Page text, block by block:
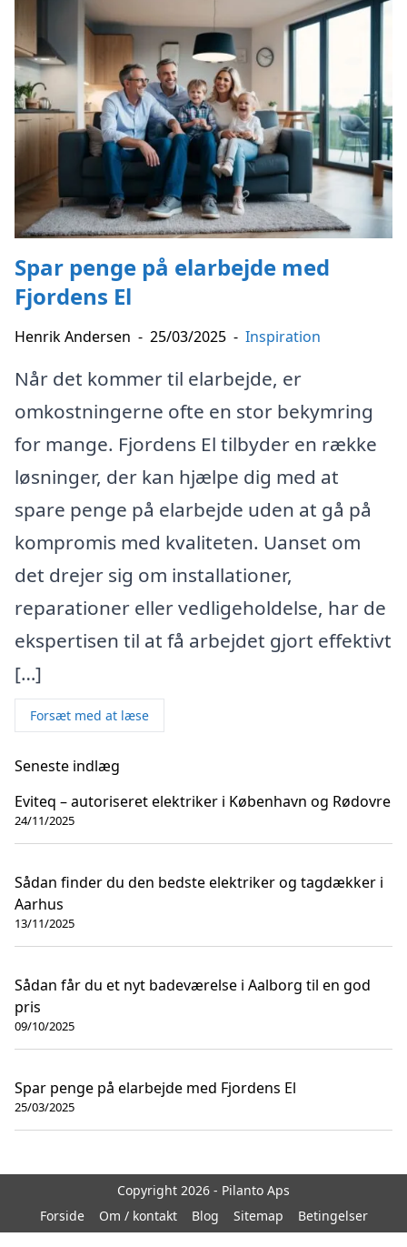
Spar penge på elarbejde med
Fjordens El
Henrik Andersen - 25/03/2025 - Inspiration
Når det kommer til elarbejde, er
omkostningerne ofte en stor bekymring
for mange. Fjordens El tilbyder en række
løsninger, der kan hjælpe dig med at
spare penge på elarbejde uden at gå på
kompromis med kvaliteten. Uanset om
det drejer sig om installationer,
reparationer eller vedligeholdelse, har de
ekspertisen til at få arbejdet gjort effektivt
[…]
Forsæt med at læse
Seneste indlæg
Eviteq – autoriseret elektriker i København og Rødovre
24/11/2025
Sådan finder du den bedste elektriker og tagdækker i
Aarhus
13/11/2025
Sådan får du et nyt badeværelse i Aalborg til en god
pris
09/10/2025
Spar penge på elarbejde med Fjordens El
25/03/2025
Copyright 2026 - Pilanto Aps
Forside
Om / kontakt Blog Sitemap Betingelser